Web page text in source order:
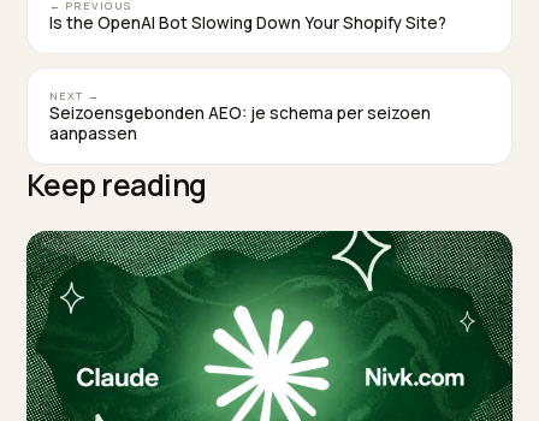
Niet per se volledig, maar een in grote lijnen
duidelijker je condities leesbaar zijn, hoe eerder een
agent je in de shortlist opneemt.
TAGGED: B2b Groothandel Productdata Schema Sge